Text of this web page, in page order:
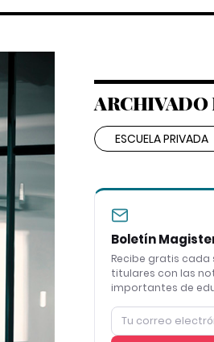
ARCHIVADO
ESCUELA PRIVADA
Boletín
Recibe gratis
titulares con las
importantes de